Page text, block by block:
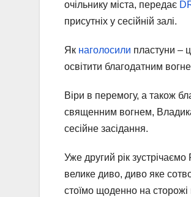
очільнику міста, передає
присутніх у сесійній залі.
Як наголосили пластуни –
освітити благодатним
Віри в перемогу, а також
священним вогнем,
сесійне засідання.
Уже другий рік
велике диво, диво яке
стоїмо щоденно на сторожі